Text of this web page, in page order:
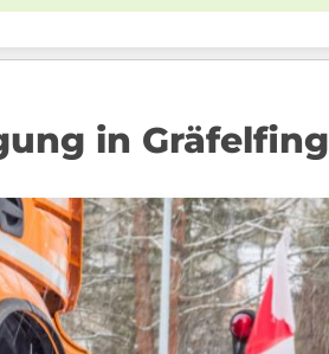
in Gräfelfing